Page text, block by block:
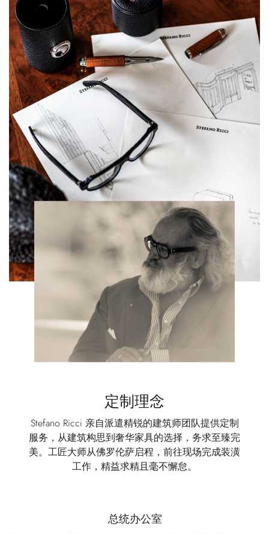
定制理念
Stefano Ricci 亲自派遣精锐的建筑师团队提供定制
服务，从建筑构思到奢华家具的选择，务求至臻完
美。工匠大师从佛罗伦萨启程，前往现场完成装潢
工作，精益求精且毫不懈怠。
总统办公室